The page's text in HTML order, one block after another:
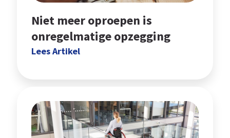
Niet meer oproepen is
onregelmatige opzegging
Lees Artikel